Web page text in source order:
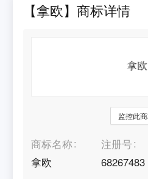
【拿欧】商标详情
监控此
商标名称
拿欧
注册号
68267483